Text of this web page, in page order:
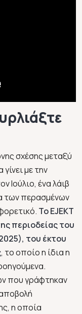
σχέσης μεταξύ
με την
Ιούλιο, ένα λάιβ
των περασμένων
Το EJEKT
περιοδείας του
του έκτου
, το οποίο η ίδια η
που γράφτηκαν
η οποία